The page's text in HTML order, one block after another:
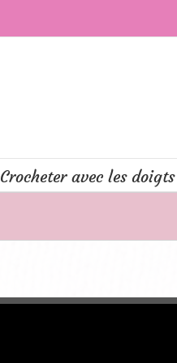
Crocheter avec les doigts